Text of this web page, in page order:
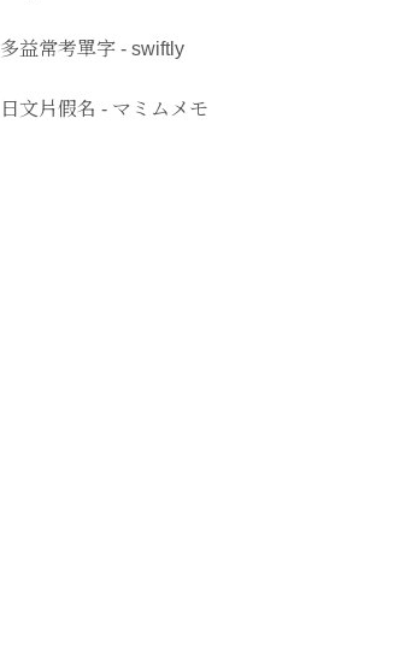
多益常考單字 - swiftly
日文片假名 - マミムメモ